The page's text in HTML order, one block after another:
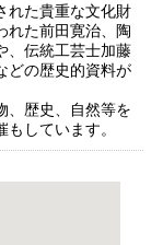
れた貴重な文化財
れた前田寛治、陶
、伝統工芸士加藤
どの歴史的資料が
、歴史、自然等を
しています。